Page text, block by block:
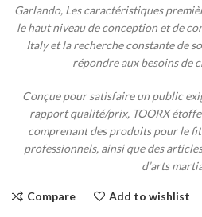
Garlando, Les caractéristiques
le haut niveau de conception et de
Italy et la recherche constante de
répondre aux besoins de
Conçue pour satisfaire un public
rapport qualité/prix, TOORX étoffe
comprenant des produits pour le
professionnels, ainsi que des
d’arts
Compare Add to wishlist